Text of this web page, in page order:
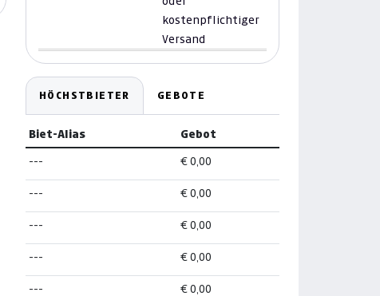
kostenpflichtiger
Versand
HÖCHSTBIETER GEBOTE
Biet-Alias Gebot
--- € 0,00
--- € 0,00
--- € 0,00
--- € 0,00
--- € 0,00